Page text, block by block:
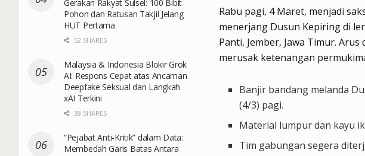
Rabu pagi, 4 Maret, menjadi
menerjang Dusun Kepiring di
Panti, Jember, Jawa Timur.
merusak ketenangan
Banjir bandang melanda
(4/3) pagi.
Material lumpur dan kayu
Tim gabungan segera
Gerakan Rakyat Sulsel: 100 Bibit
Pohon dan Ratusan Takjil Jelang
HUT Pertama
52 SHARES
Malaysia & Indonesia Blokir Grok
AI: Respons Cepat atas Ancaman
Deepfake Seksual dan Langkah
xAI Terkini
38 SHARES
“Pejabat Anti-Kritik” dalam Data:
Membedah Garis Batas Antara